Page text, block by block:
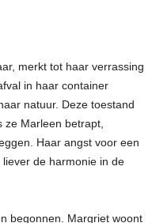
merkt tot haar verrassing
in haar container
natuur. Deze toestand
Marleen betrapt,
Haar angst voor een
de harmonie in de
begonnen. Margriet woont